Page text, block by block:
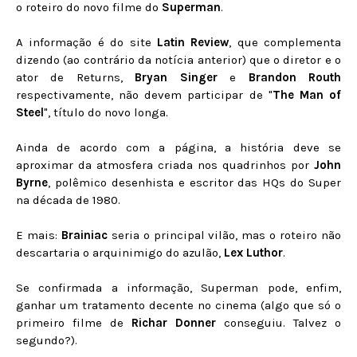
o roteiro do novo filme do Superman.
A informação é do site Latin Review, que complementa
dizendo (ao contrário da notícia anterior) que o diretor e o
ator de Returns, Bryan Singere Brandon Routh
respectivamente, não devem participar de "The Man of
Steel", título do novo longa.
Ainda de acordo com a página, a história deve se
aproximar da atmosfera criada nos quadrinhos por John
Byrne, polêmico desenhista e escritor das HQs do Super
na década de 1980.
E mais: Brainiac seria o principal vilão, mas o roteiro não
descartaria o arquinimigo do azulão, Lex Luthor.
Se confirmada a informação, Superman pode, enfim,
ganhar um tratamento decente no cinema (algo que só o
primeiro filme de Richar Donner conseguiu. Talvez o
segundo?).